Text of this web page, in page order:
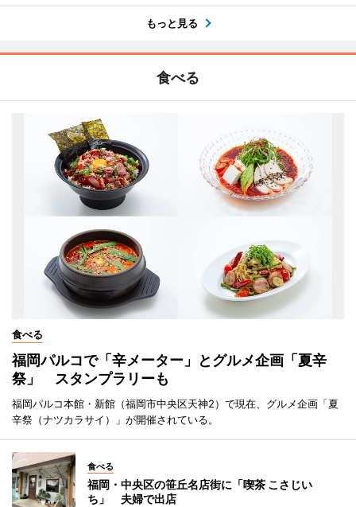
もっと見る
食べる
食べる
福岡パルコで「辛メーター」とグルメ企画「夏辛
祭」 スタンプラリーも
福岡パルコ本館・新館（福岡市中央区天神2）で現在、グルメ企画「夏
辛祭（ナツカラサイ）」が開催されている。
食べる
福岡・中央区の笹丘名店街に「喫茶 こさじい
ち」 夫婦で出店